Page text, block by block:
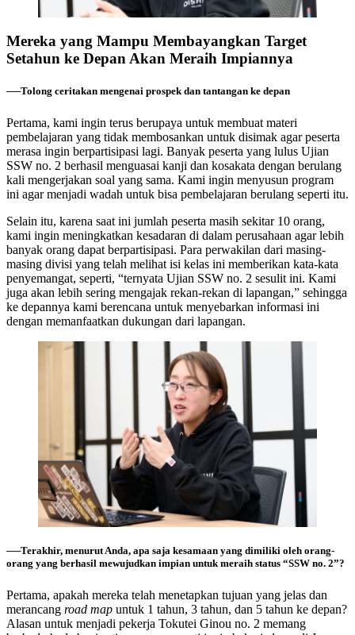
Mereka yang Mampu Membayangkan Target
Setahun ke Depan Akan Meraih Impiannya
──Tolong ceritakan mengenai prospek dan tantangan ke depan
Pertama, kami ingin terus berupaya untuk membuat materi
pembelajaran yang tidak membosankan untuk disimak agar peserta
merasa ingin berpartisipasi lagi. Banyak peserta yang lulus Ujian
SSW no. 2 berhasil menguasai kanji dan kosakata dengan berulang
kali mengerjakan soal yang sama. Kami ingin menyusun program
ini agar menjadi wadah untuk bisa pembelajaran berulang seperti itu.
Selain itu, karena saat ini jumlah peserta masih sekitar 10 orang,
kami ingin meningkatkan kesadaran di dalam perusahaan agar lebih
banyak orang dapat berpartisipasi. Para perwakilan dari masing-
masing divisi yang telah melihat isi kelas ini memberikan kata-kata
penyemangat, seperti, “ternyata Ujian SSW no. 2 sesulit ini. Kami
juga akan lebih sering mengajak rekan-rekan di lapangan,” sehingga
ke depannya kami berencana untuk menyebarkan informasi ini
dengan memanfaatkan dukungan dari lapangan.
──Terakhir, menurut Anda, apa saja kesamaan yang dimiliki oleh orang-
orang yang berhasil mewujudkan impian untuk meraih status “SSW no. 2”?
Pertama, apakah mereka telah menetapkan tujuan yang jelas dan
merancang road map untuk 1 tahun, 3 tahun, dan 5 tahun ke depan?
Alasan untuk menjadi pekerja Tokutei Ginou no. 2 memang